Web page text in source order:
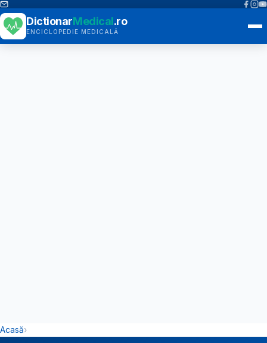
DictionarMedical.ro
ENCICLOPEDIE MEDICALĂ
Acasă›